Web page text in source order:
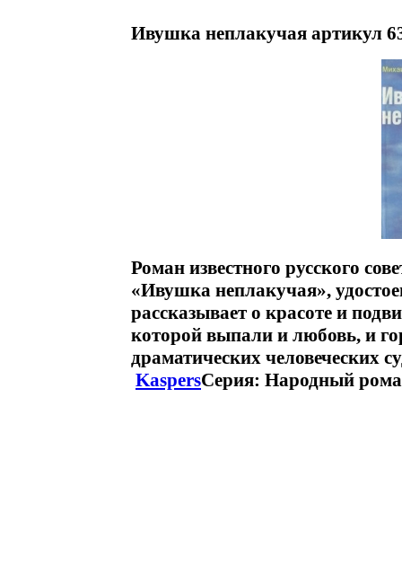
Ивушка неплакучая артикул
Роман известного русского
«Ивушка неплакучая»,
рассказывает о красоте и
которой выпали и любовь, и
драматических человеческих
KaspersСерия: Народный